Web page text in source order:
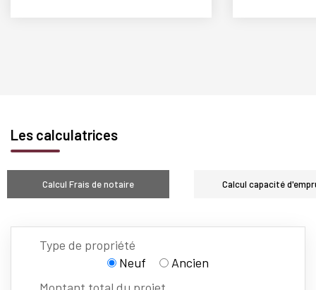
Les calculatrices
Calcul Frais de notaire Calcul capacité